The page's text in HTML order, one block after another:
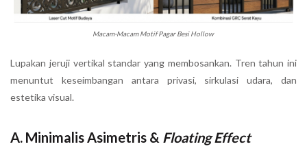
Macam-Macam Motif Pagar Besi Hollow
Lupakan jeruji vertikal standar yang membosankan. Tren tahun ini
menuntut keseimbangan antara privasi, sirkulasi udara, dan
estetika visual.
A. Minimalis Asimetris & Floating Effect